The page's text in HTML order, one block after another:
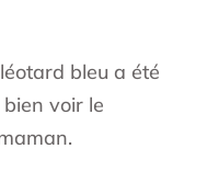
bleu a été
voir le